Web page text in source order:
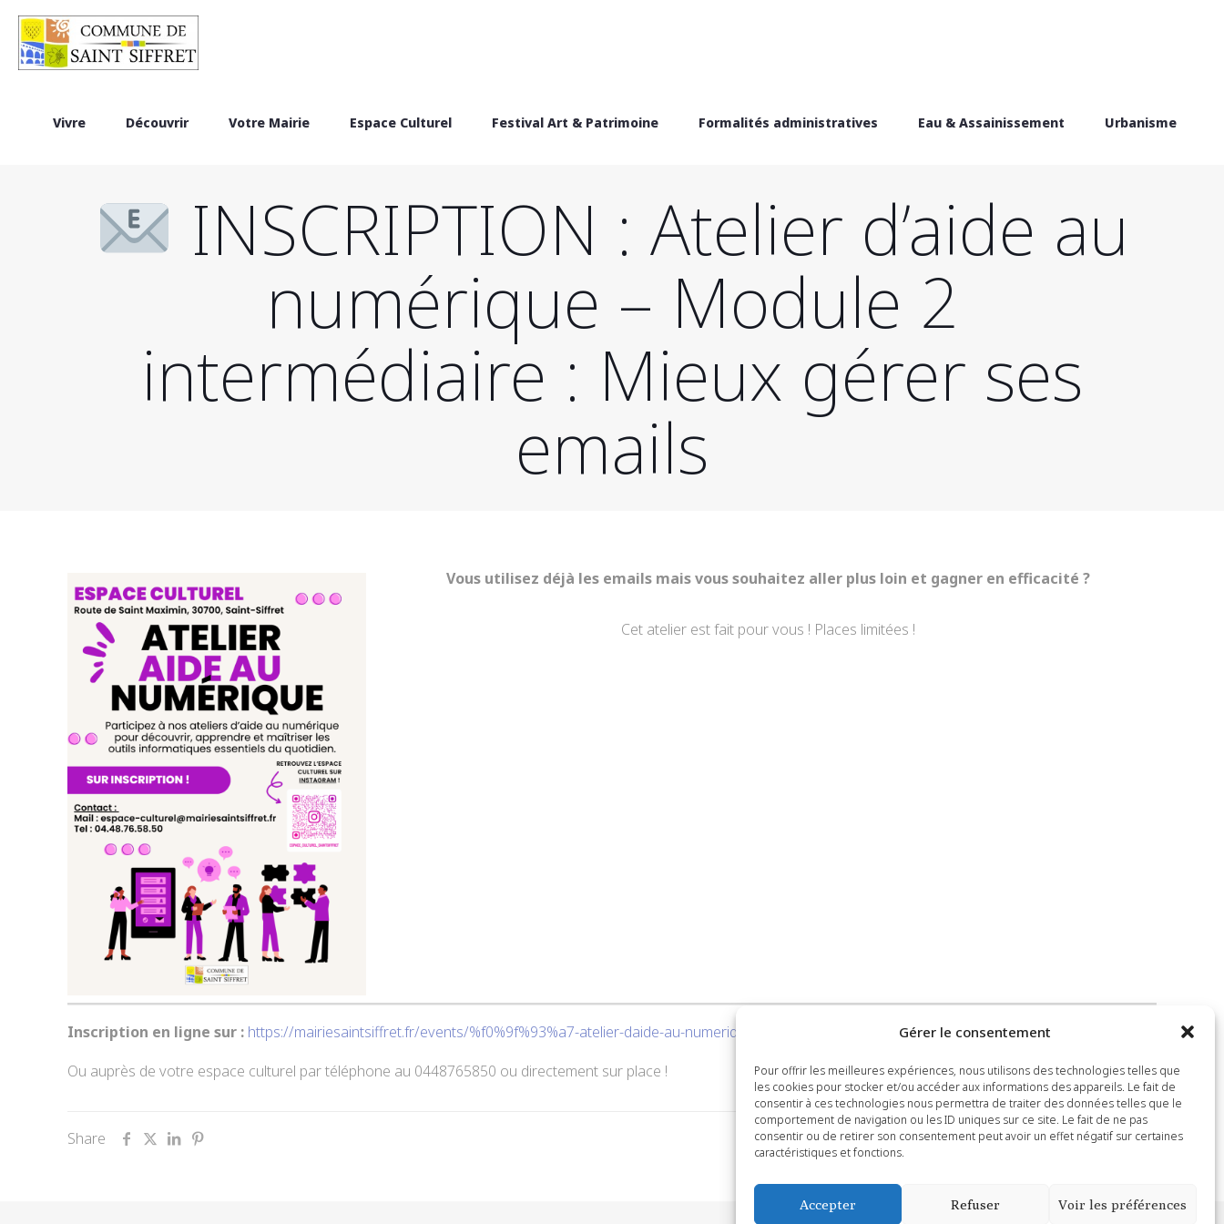
Gérer le consentement
Pour offrir les meilleures expériences, nous utilisons des technologies telles que
les cookies pour stocker et/ou accéder aux informations des appareils. Le fait de
consentir à ces technologies nous permettra de traiter des données telles que le
comportement de navigation ou les ID uniques sur ce site. Le fait de ne pas
consentir ou de retirer son consentement peut avoir un effet négatif sur certaines
caractéristiques et fonctions.
Accepter Refuser Voir les préférences
Vivre Découvrir Votre Mairie Espace Culturel Festival Art & Patrimoine Formalités administratives Eau & Assainissement Urbanisme
INSCRIPTION : Atelier d’aide au
numérique – Module 2
intermédiaire : Mieux gérer ses
emails
Vous utilisez déjà les emails mais vous souhaitez aller plus loin et gagner en efficacité ?
Cet atelier est fait pour vous ! Places limitées !
Inscription en ligne sur : https://mairiesaintsiffret.fr/events/%f0%9f%93%a7-atelier-daide-au-numerique-module-2-intermediaire-mieux-gerer-ses-mails/
Ou auprès de votre espace culturel par téléphone au 0448765850 ou directement sur place !
Share